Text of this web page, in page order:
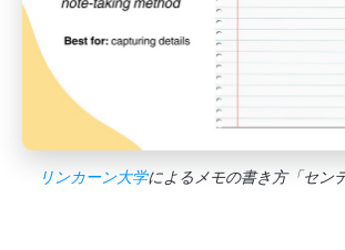
リンカーン大学によるメモの書き方「セン